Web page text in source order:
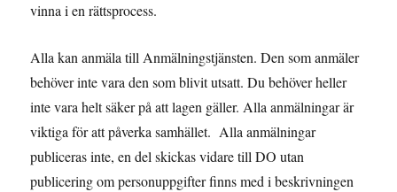
vinna i en rättsprocess.
Alla kan anmäla till Anmälningstjänsten. Den som anmäler
behöver inte vara den som blivit utsatt. Du behöver heller
inte vara helt säker på att lagen gäller. Alla anmälningar är
viktiga för att påverka samhället. Alla anmälningar
publiceras inte, en del skickas vidare till DO utan
publicering om personuppgifter finns med i beskrivningen